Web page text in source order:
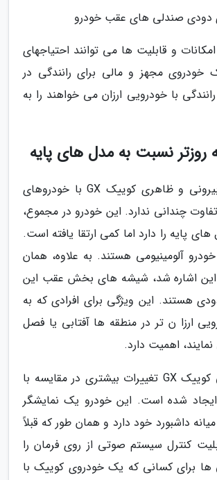
صندلی های عقب خودرو
و قابلیت ها می توانند احتیاجهای
خودروی مجهز و مالی برای رانندگی در
با خودرویی ارزان می خواهند را به
از نظر طراحی بیرونی و ظاهری کوییک GX با خودروهای
سری کوییک S تفاوت چندانی ندارد. این خودرو در مجموع،
پایه را دارد اما کمی ارتقا یافته است.
آلومینیومی هستند. به علاوه، همان
اشاره شد، شیشه های بخش عقب این
هستند. این ویژگی برای افرادی که به
ارزا ن تر در منطقه ها آفتابی یا فصل
اهمیت دارد.
در بخش داخلی کوییک GX تغییرات بیشتری در مقایسه با
شده است. این خودرو یک نمایشگر
داشبورد خود دارد و همان طور که قبلاً
کنترل سیستم صوتی از روی فرمان را
ها برای کسانی که یک خودروی کوییک با